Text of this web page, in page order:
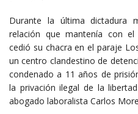
Durante la última dictadura
relación que mantenía con
cedió su chacra en el paraje
un centro clandestino de
condenado a 11 años de
la privación ilegal de la
abogado laboralista Carlos